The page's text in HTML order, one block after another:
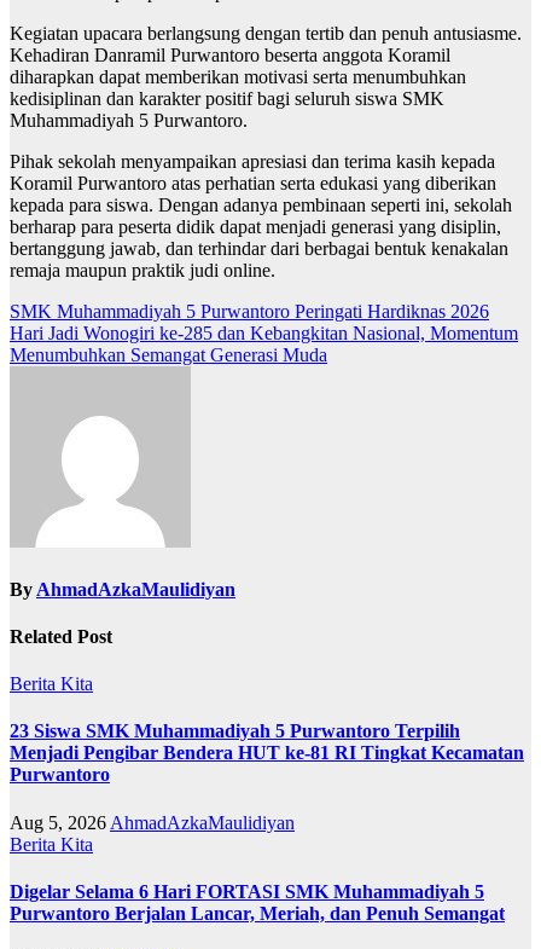
Kegiatan upacara berlangsung dengan tertib dan penuh antusiasme.
Kehadiran Danramil Purwantoro beserta anggota Koramil
diharapkan dapat memberikan motivasi serta menumbuhkan
kedisiplinan dan karakter positif bagi seluruh siswa SMK
Muhammadiyah 5 Purwantoro.
Pihak sekolah menyampaikan apresiasi dan terima kasih kepada
Koramil Purwantoro atas perhatian serta edukasi yang diberikan
kepada para siswa. Dengan adanya pembinaan seperti ini, sekolah
berharap para peserta didik dapat menjadi generasi yang disiplin,
bertanggung jawab, dan terhindar dari berbagai bentuk kenakalan
remaja maupun praktik judi online.
Post
navigation
SMK Muhammadiyah 5 Purwantoro Peringati Hardiknas 2026
Hari Jadi Wonogiri ke-285 dan Kebangkitan Nasional, Momentum
Menumbuhkan Semangat Generasi Muda
By AhmadAzkaMaulidiyan
Related Post
Berita Kita
23 Siswa SMK Muhammadiyah 5 Purwantoro Terpilih
Menjadi Pengibar Bendera HUT ke-81 RI Tingkat Kecamatan
Purwantoro
Aug 5, 2026 AhmadAzkaMaulidiyan
Berita Kita
Digelar Selama 6 Hari FORTASI SMK Muhammadiyah 5
Purwantoro Berjalan Lancar, Meriah, dan Penuh Semangat